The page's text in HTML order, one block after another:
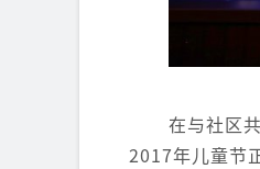
在与社区
2017年儿童节